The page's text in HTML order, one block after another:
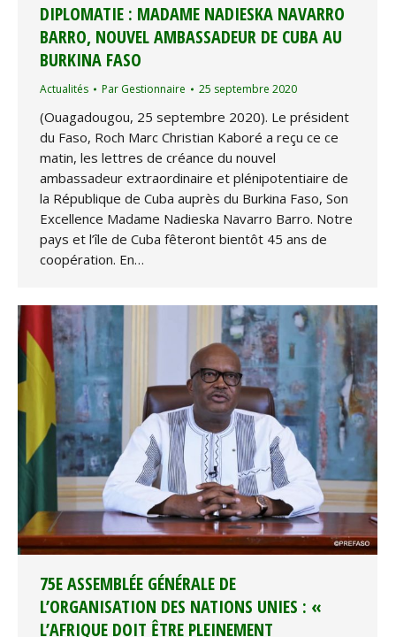
DIPLOMATIE : MADAME NADIESKA NAVARRO
BARRO, NOUVEL AMBASSADEUR DE CUBA AU
BURKINA FASO
Actualités Par Gestionnaire 25 septembre 2020
(Ouagadougou, 25 septembre 2020). Le président
du Faso, Roch Marc Christian Kaboré a reçu ce ce
matin, les lettres de créance du nouvel
ambassadeur extraordinaire et plénipotentiaire de
la République de Cuba auprès du Burkina Faso, Son
Excellence Madame Nadieska Navarro Barro. Notre
pays et l’île de Cuba fêteront bientôt 45 ans de
coopération. En…
75E ASSEMBLÉE GÉNÉRALE DE
L’ORGANISATION DES NATIONS UNIES : «
L’AFRIQUE DOIT ÊTRE PLEINEMENT